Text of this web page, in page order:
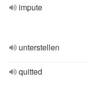
impute
unterstellen
quitted